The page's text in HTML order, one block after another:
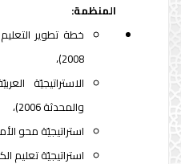
المنظمة:
خطة تطوير
2008)،
والمحدثة 2006)،
استراتيجيّة محو
استراتيجيّة تعليم